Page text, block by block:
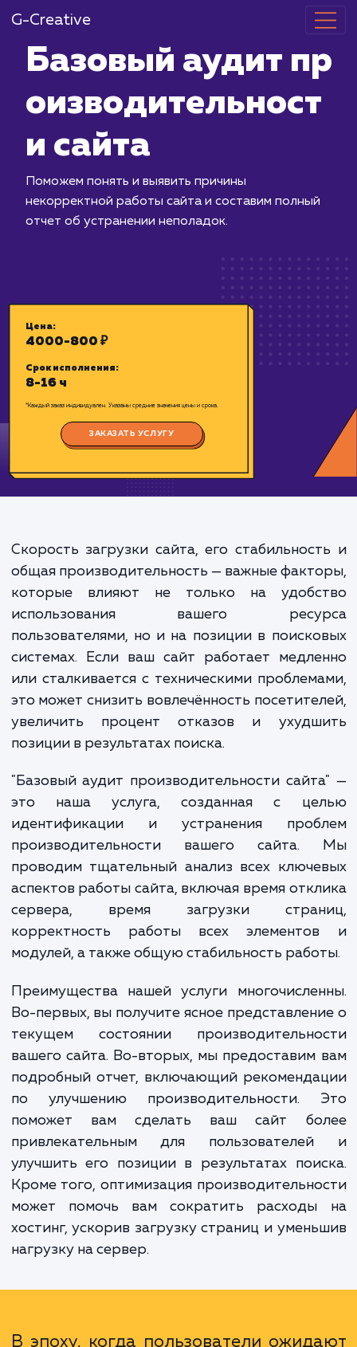
G-Creative
Базовый
и сайта
отчет об устранении неполадок.
4000-800 ₽
*Каждый заказ индивидуален. Указаны средние значения цены и срока.
Скорость загрузки сайта, его
общая производительность — важные
которые влияют не только на
использования вашего
пользователями, но и на позиции в
системах. Если ваш сайт работает
или сталкивается с техническими
это может снизить вовлечённость
увеличить процент отказов и
позиции в результатах поиска.
"Базовый аудит производительности
это наша услуга, созданная с
идентификации и устранения
производительности вашего
проводим тщательный анализ всех
аспектов работы сайта, включая время
сервера, время загрузки
корректность работы всех
модулей, а также общую стабильность
Преимущества нашей услуги
Во-первых, вы получите ясное
текущем состоянии
вашего сайта. Во-вторых, мы предоставим
подробный отчет, включающий
по улучшению производительности.
поможет вам сделать ваш сайт
улучшить его позиции в результатах
может помочь вам сократить